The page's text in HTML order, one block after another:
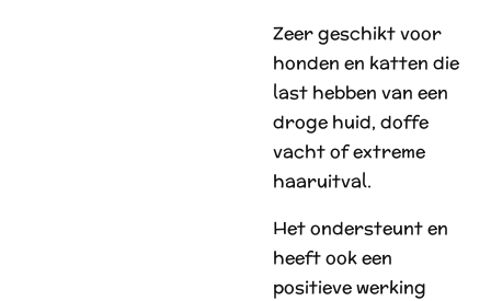
Zeer geschikt voor
honden en katten die
last hebben van een
droge huid, doffe
vacht of extreme
haaruitval.
Het ondersteunt en
heeft ook een
positieve werking